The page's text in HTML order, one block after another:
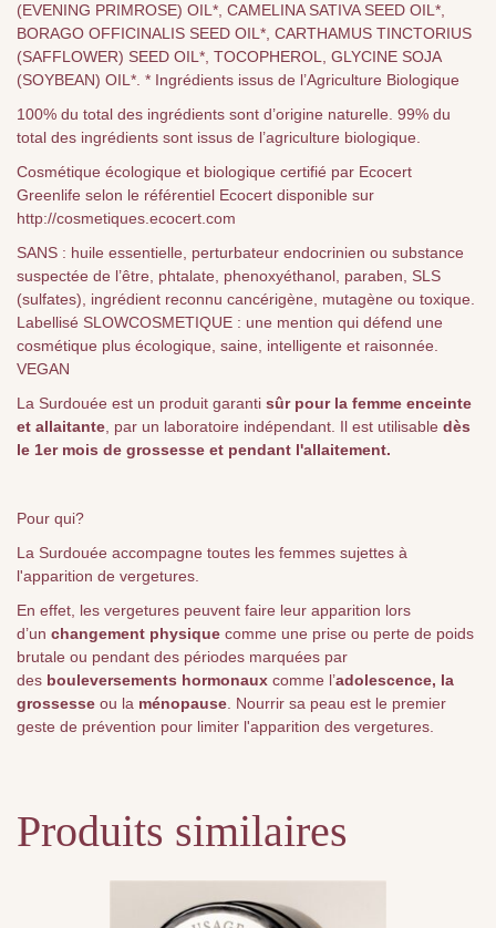
(EVENING PRIMROSE) OIL*, CAMELINA SATIVA SEED OIL*,
BORAGO OFFICINALIS SEED OIL*, CARTHAMUS TINCTORIUS
(SAFFLOWER) SEED OIL*, TOCOPHEROL, GLYCINE SOJA
(SOYBEAN) OIL*. * Ingrédients issus de l’Agriculture Biologique
100% du total des ingrédients sont d’origine naturelle. 99% du
total des ingrédients sont issus de l’agriculture biologique.
Cosmétique écologique et biologique certifié par Ecocert
Greenlife selon le référentiel Ecocert disponible sur
http://cosmetiques.ecocert.com
SANS : huile essentielle, perturbateur endocrinien ou substance
suspectée de l’être, phtalate, phenoxyéthanol, paraben, SLS
(sulfates), ingrédient reconnu cancérigène, mutagène ou toxique.
Labellisé SLOWCOSMETIQUE : une mention qui défend une
cosmétique plus écologique, saine, intelligente et raisonnée.
VEGAN
La Surdouée est un produit garanti sûr pour la femme enceinte
et allaitante , par un laboratoire indépendant. Il est utilisable dès
le 1er mois de grossesse et pendant l'allaitement.
Pour qui?
La Surdouée accompagne toutes les femmes sujettes à
l'apparition de vergetures.
En effet, les vergetures peuvent faire leur apparition lors
d’un changement physique comme une prise ou perte de poids
brutale ou pendant des périodes marquées par
des bouleversements hormonaux comme l’adolescence, la
grossesse ou la ménopause . Nourrir sa peau est le premier
geste de prévention pour limiter l'apparition des vergetures.
Produits similaires